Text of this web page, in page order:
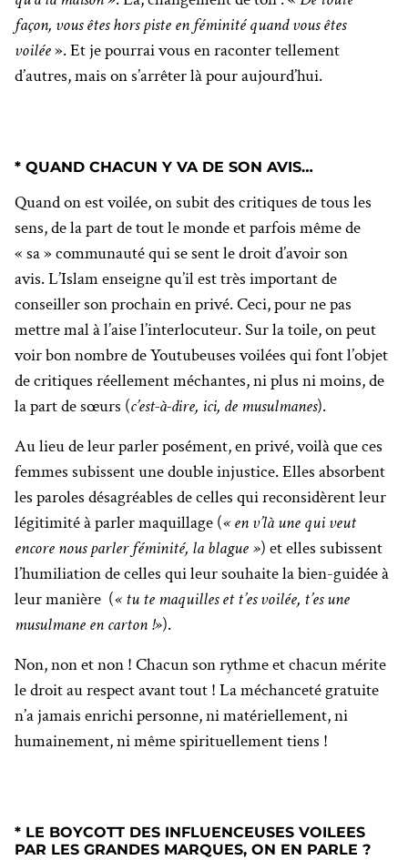
façon, vous êtes hors piste en féminité quand vous êtes
voilée». Et je pourrai vous en raconter tellement
d’autres, mais on s’arrêter là pour aujourd’hui.
* QUAND CHACUN Y VA DE SON AVIS…
Quand on est voilée, on subit des critiques de tous les
sens, de la part de tout le monde et parfois même de
« sa » communauté qui se sent le droit d’avoir son
avis.L’Islam enseigne qu’il est très important de
conseiller son prochain en privé. Ceci, pour ne pas
mettre mal à l’aise l’interlocuteur. Sur la toile, on peut
voir bon nombre de Youtubeuses voilées qui font l’objet
de critiques réellement méchantes, ni plus ni moins, de
la part de sœurs (c’est-à-dire, ici, de musulmanes).
Au lieu de leur parler posément, en privé, voilà que ces
femmes subissent une double injustice. Elles absorbent
les paroles désagréables de celles qui reconsidèrent leur
légitimité à parler maquillage (« en v’là une qui veut
encore nous parler féminité, la blague ») et elles subissent
l’humiliation de celles qui leur souhaite la bien-guidée à
leur manière (« tu te maquilles et t’es voilée, t’es une
musulmane en carton !»).
Non, non et non ! Chacun son rythme et chacun mérite
le droit au respect avant tout ! La méchanceté gratuite
n’a jamais enrichi personne, ni matériellement, ni
humainement, ni même spirituellement tiens !
* LE BOYCOTT DES INFLUENCEUSES VOILEES
PAR LES GRANDES MARQUES, ON EN PARLE ?